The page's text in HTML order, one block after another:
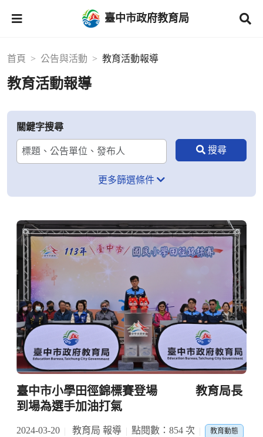
臺中市政府教育局
首頁 公告與活動 教育活動報導
教育活動報導
關鍵字搜尋
更多篩選條件
臺中市小學田徑錦標賽登場 教育局長
到場為選手加油打氣
2024-03-20 教育局 報導 點閱數：854 次 教育動態